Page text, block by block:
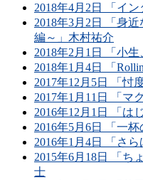
2018年4月2日 「イ
2018年3月2日 「身
編～」木村祐介
2018年2月1日 「小
2018年1月4日 「
2017年12月5日 「忖
2017年1月11日 「マ
2016年12月1日 「は
2016年5月6日 「一
2016年1月4日 「さ
2015年6月18日 「ち
士